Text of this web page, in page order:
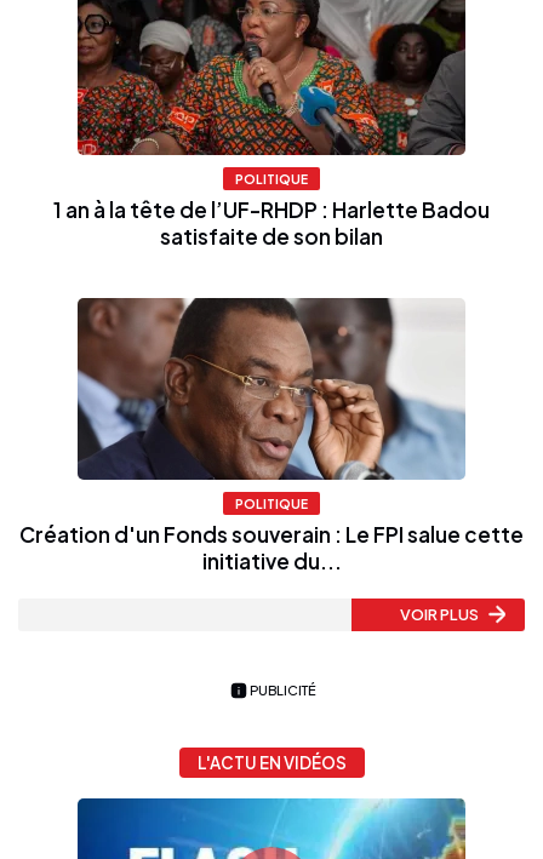
POLITIQUE
1 an à la tête de l’UF-RHDP : Harlette Badou
satisfaite de son bilan
POLITIQUE
Création d'un Fonds souverain : Le FPI salue cette
initiative du...
VOIR PLUS
PUBLICITÉ
L'ACTU EN VIDÉOS